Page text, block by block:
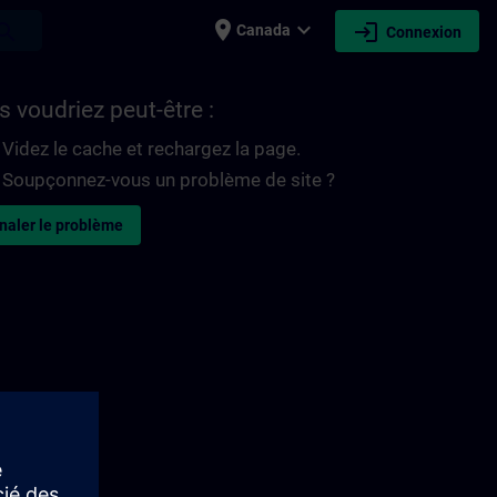
place Canada expand_more login Connexion
voudriez peut-être :
Videz le cache et rechargez la page.
Soupçonnez-vous un problème de site ?
le problème